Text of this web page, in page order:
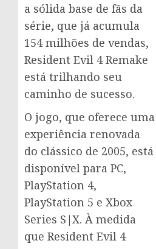
a sólida base de fãs da
série, que já acumula
154 milhões de vendas,
Resident Evil 4 Remake
está trilhando seu
caminho de sucesso.
O jogo, que oferece uma
experiência renovada
do clássico de 2005, está
disponível para PC,
PlayStation 4,
PlayStation 5 e Xbox
Series S|X. À medida
que Resident Evil 4